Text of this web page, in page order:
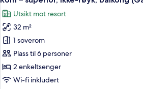
balkong
(Garden
Floor
4-
6/F)
alle
bildene
av
Rom
–
superior,
ikke-
Utsikt mot resort
32 m²
1 soverom
Plass til 6 personer
2 enkeltsenger
Wi-fi inkludert